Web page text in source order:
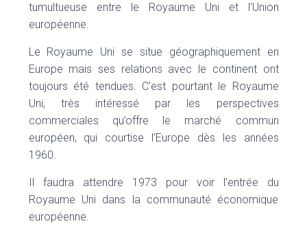
tumultueuse entre le Royaume Uni et l’Union
européenne.
Le Royaume Uni se situe géographiquement en
Europe mais ses relations avec le continent ont
toujours été tendues. C’est pourtant le Royaume
Uni, très intéressé par les perspectives
commerciales qu’offre le marché commun
européen, qui courtise l’Europe dès les années
1960.
Il faudra attendre 1973 pour voir l’entrée du
Royaume Uni dans la communauté économique
européenne.